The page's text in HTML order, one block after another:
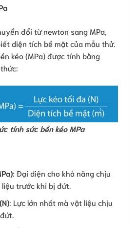
đổi từ newton sang MPa,
diện tích bề mặt của mẫu thử.
kéo (MPa) được tính bằng
tính sức bền kéo MPa
: Đại diện cho khả năng chịu
trước khi bị đứt.
: Lực lớn nhất mà vật liệu chịu